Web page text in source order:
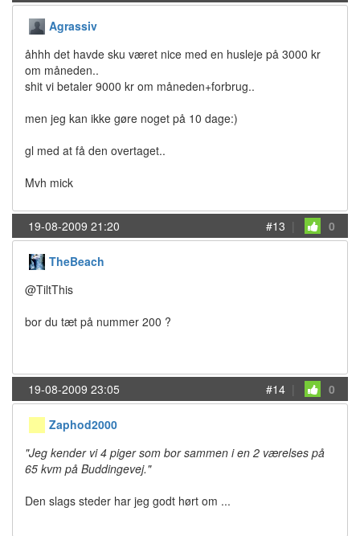
Agrassiv
åhhh det havde sku været nice med en husleje på 3000 kr
om måneden..
shit vi betaler 9000 kr om måneden+forbrug..
men jeg kan ikke gøre noget på 10 dage:)
gl med at få den overtaget..
Mvh mick
19-08-2009 21:20 #13 | 0
TheBeach
@TiltThis
bor du tæt på nummer 200 ?
19-08-2009 23:05 #14 | 0
Zaphod2000
"Jeg kender vi 4 piger som bor sammen i en 2 værelses på
65 kvm på Buddingevej."
Den slags steder har jeg godt hørt om ...